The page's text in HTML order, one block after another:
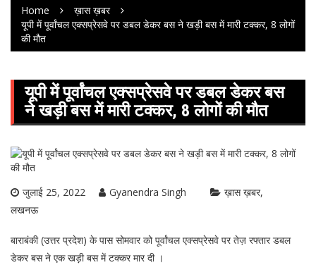
Home
ख़ास ख़बर
यूपी में पूर्वांचल एक्सप्रेसवे पर डबल डेकर बस ने खड़ी बस में मारी टक्कर, 8 लोगों
की मौत
यूपी में पूर्वांचल एक्सप्रेसवे पर डबल डेकर बस
ने खड़ी बस में मारी टक्कर, 8 लोगों की मौत
जुलाई 25, 2022 Gyanendra Singh
ख़ास ख़बर
लखनऊ
बाराबंकी (उत्तर प्रदेश) के पास सोमवार को पूर्वांचल एक्सप्रेसवे पर तेज़ रफ्तार डबल
डेकर बस ने एक खड़ी बस में टक्कर मार दी ।